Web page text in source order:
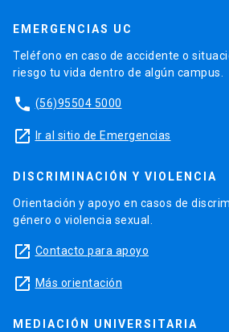
EMERGENCIAS UC
Teléfono en caso de accidente o
riesgo tu vida dentro de algún campus.
phone (56)95504 5000
launch Ir al sitio de Emergencias
DISCRIMINACIÓN Y VIOLENCIA
Orientación y apoyo en casos de
género o violencia sexual.
launch Contacto para apoyo
launch Más orientación
MEDIACIÓN UNIVERSITARIA